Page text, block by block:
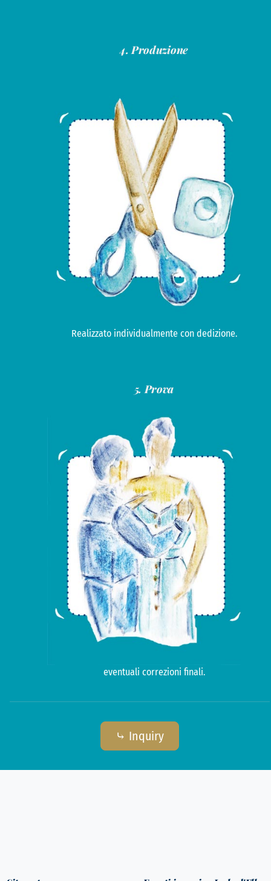
4. Produzione
Realizzato individualmente con dedizione.
5. Prova
eventuali correzioni finali.
⤷ Inquiry